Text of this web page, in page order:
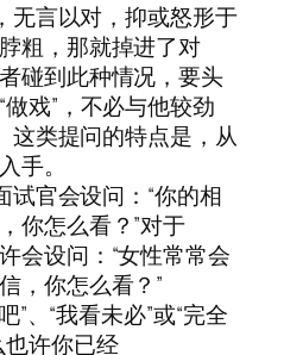
无言以对，抑或怒形于
粗，那就掉进了对
碰到此种情况，要头
戏”，不必与他较劲
这类提问的特点是，从
手。
官会设问：“你的相
你怎么看？”对于
会设问：“女性常常会
，你怎么看？”
”、“我看未必”或“完全
也许你已经